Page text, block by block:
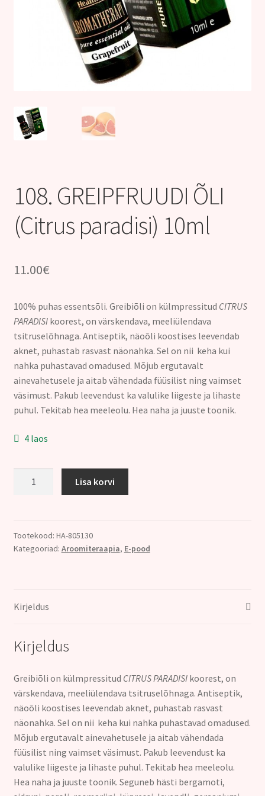
108. GREIPFRUUDI ÕLI
(Citrus paradisi) 10ml
11.00€
100% puhas essentsõli. Greibiõli on külmpressitud CITRUS
PARADISIkoorest, on värskendava, meeliülendava
tsitruselõhnaga. Antiseptik, näoõli koostises leevendab
aknet, puhastab rasvast näonahka. Sel on nii keha kui
nahka puhastavad omadused. Mõjub ergutavalt
ainevahetusele ja aitab vähendada füüsilist ning vaimset
väsimust. Pakub leevendust ka valulike liigeste ja lihaste
puhul. Tekitab hea meeleolu. Hea naha ja juuste toonik.
4 laos
paradisi)
10ml
Lisa korvi
Tootekood: HA-805130
Kategooriad: Aroomiteraapia, E-pood
Kirjeldus
Kirjeldus
Greibiõli on külmpressitud CITRUS PARADISIkoorest, on
värskendava, meeliülendava tsitruselõhnaga. Antiseptik,
näoõli koostises leevendab aknet, puhastab rasvast
näonahka. Sel on nii keha kui nahka puhastavad omadused.
Mõjub ergutavalt ainevahetusele ja aitab vähendada
füüsilist ning vaimset väsimust. Pakub leevendust ka
valulike liigeste ja lihaste puhul. Tekitab hea meeleolu.
Hea naha ja juuste toonik. Seguneb hästi bergamoti,